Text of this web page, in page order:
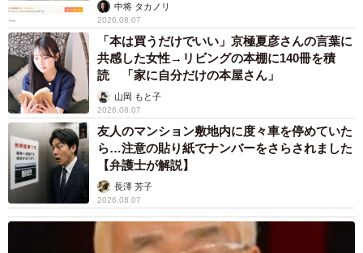
中将 タカノリ
2026.08.07
「本は買うだけでいい」京極夏彦さんの言葉に
共感した女性→リビングの本棚に140冊を積
読 「家に自分だけの本屋さん」
山岡 もと子
2026.08.07
友人のマンション敷地内に度々車を停めていた
ら…注意の貼り紙でナンバーをさらされました
【弁護士が解説】
長澤 芳子
2026.08.07